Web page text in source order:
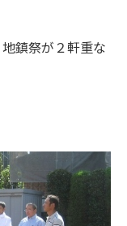
鎮祭が２軒重な